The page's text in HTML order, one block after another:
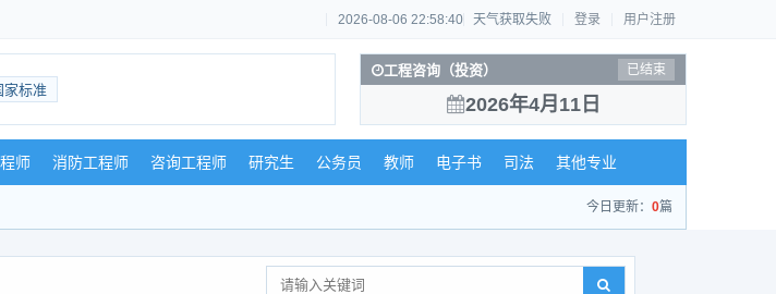
2026-08-06 22:58:41 天气获取失败 登录 用户注册
家标准
工程咨询（投资） 已结束
2026年4月11日
师 消防工程师 咨询工程师 研究生 公务员 教师 电子书 司法 其他专业
今日更新： 0篇